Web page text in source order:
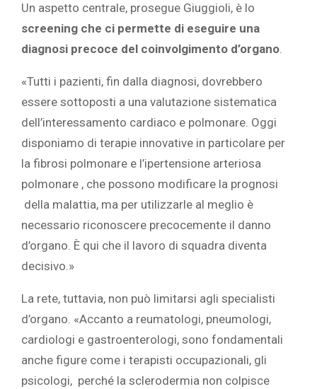
Un aspetto centrale, prosegue Giuggioli, è lo
screening che ci permette di eseguire una
diagnosi precoce del coinvolgimento d’organo.
«Tutti i pazienti, fin dalla diagnosi, dovrebbero
essere sottoposti a una valutazione sistematica
dell’interessamento cardiaco e polmonare. Oggi
disponiamo di terapie innovative in particolare per
la fibrosi polmonare e l’ipertensione arteriosa
polmonare , che possono modificare la prognosi
della malattia, ma per utilizzarle al meglio è
necessario riconoscere precocemente il danno
d’organo. È qui che il lavoro di squadra diventa
decisivo.»
La rete, tuttavia, non può limitarsi agli specialisti
d’organo. «Accanto a reumatologi, pneumologi,
cardiologi e gastroenterologi, sono fondamentali
anche figure come i terapisti occupazionali, gli
psicologi, perché la sclerodermia non colpisce